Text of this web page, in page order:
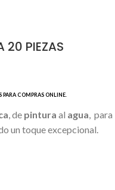
20 PIEZAS
, de pintura al agua, para
un toque excepcional.